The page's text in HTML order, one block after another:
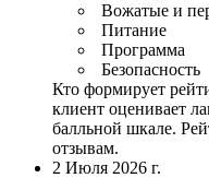
Вожатые и
Питание
Программа
Безопасность
Кто формирует
клиент оценивает
балльной шкале.
отзывам.
2 Июля 2026 г.